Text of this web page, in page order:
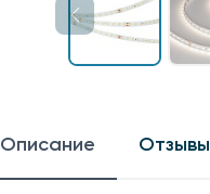
Описание Отзывы